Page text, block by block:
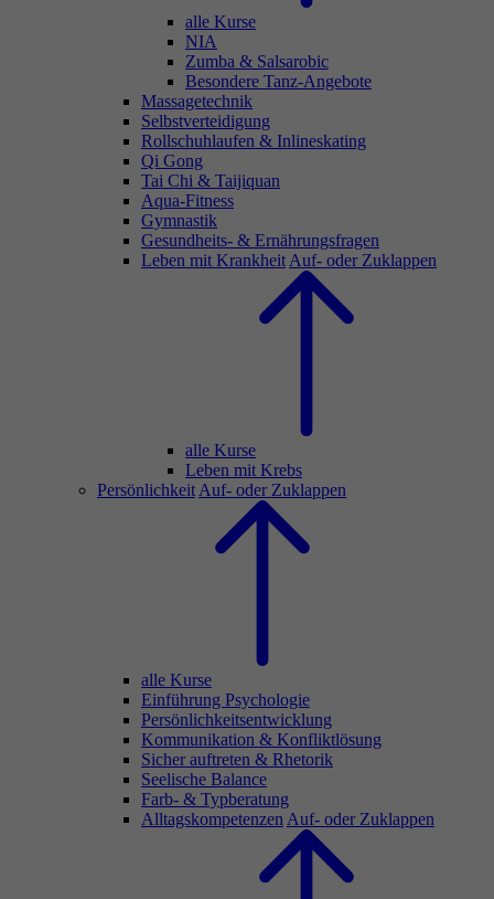
alle Kurse
NIA
Zumba & Salsarobic
Besondere Tanz-Angebote
Massagetechnik
Selbstverteidigung
Rollschuhlaufen & Inlineskating
Qi Gong
Tai Chi & Taijiquan
Aqua-Fitness
Gymnastik
Gesundheits- & Ernährungsfragen
Leben mit Krankheit Auf- oder Zuklappen
alle Kurse
Leben mit Krebs
Persönlichkeit Auf- oder Zuklappen
alle Kurse
Einführung Psychologie
Persönlichkeitsentwicklung
Kommunikation & Konfliktlösung
Sicher auftreten & Rhetorik
Seelische Balance
Farb- & Typberatung
Alltagskompetenzen Auf- oder Zuklappen